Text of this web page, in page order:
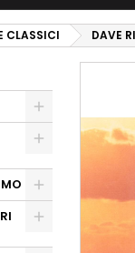
CLASSICI DAVE